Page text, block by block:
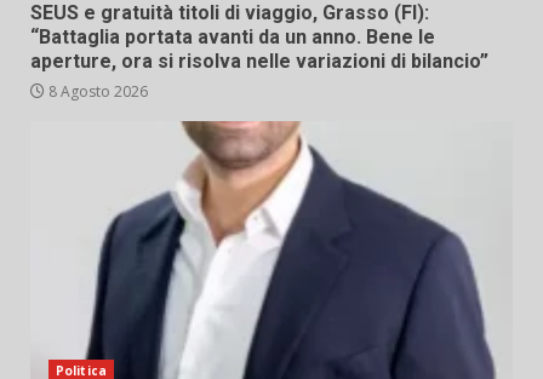
SEUS e gratuità titoli di viaggio, Grasso (FI):
“Battaglia portata avanti da un anno. Bene le
aperture, ora si risolva nelle variazioni di bilancio”
8 Agosto 2026
Politica